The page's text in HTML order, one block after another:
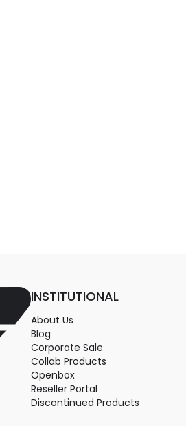
INSTITUTIONAL
About Us
Blog
Corporate Sale
Collab Products
Openbox
Reseller Portal
Discontinued Products